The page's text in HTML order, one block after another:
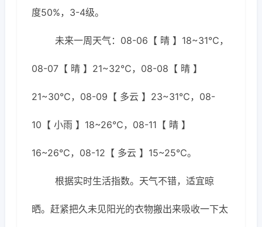
度50%，3-4级。
未来一周天气：08-06【 晴 】18~31℃，
08-07【 晴 】21~32℃，08-08【 晴 】
21~30℃，08-09【 多云 】23~31℃，08-
10【 小雨 】18~26℃，08-11【 晴 】
16~26℃，08-12【 多云 】15~25℃。
根据实时生活指数。天气不错，适宜晾
晒。赶紧把久未见阳光的衣物搬出来吸收一下太